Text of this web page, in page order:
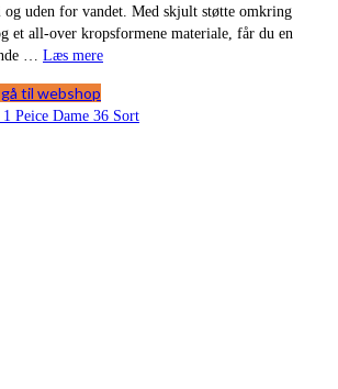
og uden for vandet. Med skjult støtte omkring
et all-over kropsformene materiale, får du en
… Læs mere
til webshop